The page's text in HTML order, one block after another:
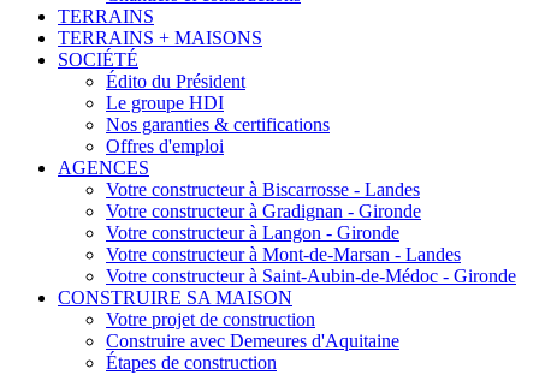
TERRAINS
TERRAINS + MAISONS
SOCIÉTÉ
Édito du Président
Le groupe HDI
Nos garanties & certifications
Offres d'emploi
AGENCES
Votre constructeur à Biscarrosse - Landes
Votre constructeur à Gradignan - Gironde
Votre constructeur à Langon - Gironde
Votre constructeur à Mont-de-Marsan - Landes
Votre constructeur à Saint-Aubin-de-Médoc - Gironde
CONSTRUIRE SA MAISON
Votre projet de construction
Construire avec Demeures d'Aquitaine
Étapes de construction